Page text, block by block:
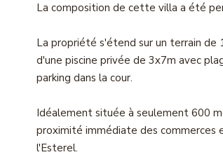
La composition de cette villa a été
La propriété s'étend sur un terrain de
d'une piscine privée de 3x7m avec
parking dans la cour.
Idéalement située à seulement 600
proximité immédiate des commerces
l'Esterel.